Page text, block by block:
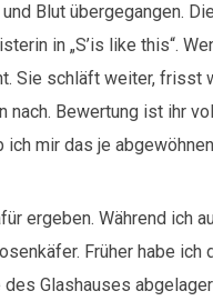
Blut übergegangen.
in „S’is like this“.
Sie schläft weiter, frisst
nach. Bewertung ist ihr
ich mir das je
ergeben. Während ich
Früher habe
Glashauses